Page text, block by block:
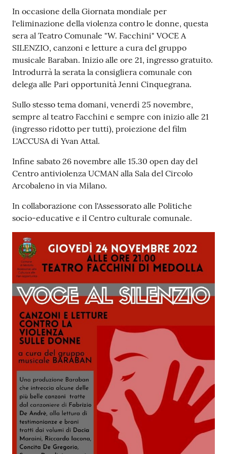
Contenuto
In occasione della Giornata mondiale per
l'eliminazione della violenza contro le donne, questa
sera al Teatro Comunale "W. Facchini" VOCE A
SILENZIO, canzoni e letture a cura del gruppo
musicale Baraban. Inizio alle ore 21, ingresso gratuito.
Introdurrà la serata la consigliera comunale con
delega alle Pari opportunità Jenni Cinquegrana.
Sullo stesso tema domani, venerdì 25 novembre,
sempre al teatro Facchini e sempre con inizio alle 21
(ingresso ridotto per tutti), proiezione del film
L'ACCUSA di Yvan Attal.
Infine sabato 26 novembre alle 15.30 open day del
Centro antiviolenza UCMAN alla Sala del Circolo
Arcobaleno in via Milano.
In collaborazione con l'Assessorato alle Politiche
socio-educative e il Centro culturale comunale.